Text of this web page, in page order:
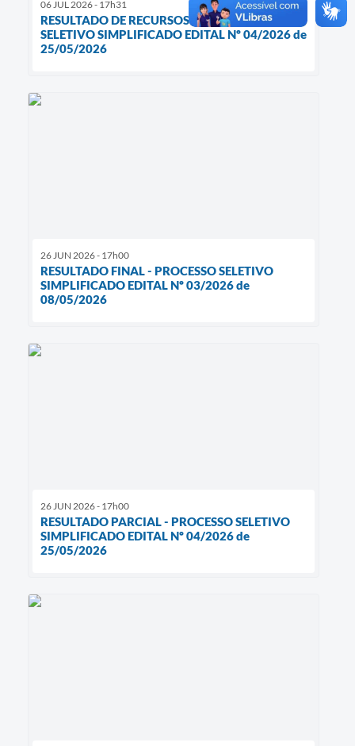
06 JUL 2026 - 17h31
RESULTADO DE RECURSOS - PROCESSO
SELETIVO SIMPLIFICADO EDITAL Nº 04/2026 de
25/05/2026
26 JUN 2026 - 17h00
RESULTADO FINAL - PROCESSO SELETIVO
SIMPLIFICADO EDITAL Nº 03/2026 de
08/05/2026
26 JUN 2026 - 17h00
RESULTADO PARCIAL - PROCESSO SELETIVO
SIMPLIFICADO EDITAL Nº 04/2026 de
25/05/2026